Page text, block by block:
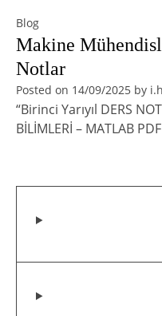
Blog
Makine
Notlar
Posted on 14/09/2025 by
“Birinci Yarıyıl DERS
BİLİMLERİ – MATLAB